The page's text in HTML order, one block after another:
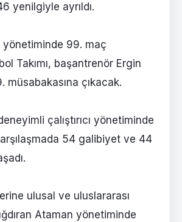
yenilgiyle ayrıldı.
yönetiminde 99. maç
Takımı, başantrenör Ergin
müsabakasına çıkacak.
çalıştırıcı yönetiminde
54 galibiyet ve 44
ulusal ve uluslararası
Ataman yönetiminde